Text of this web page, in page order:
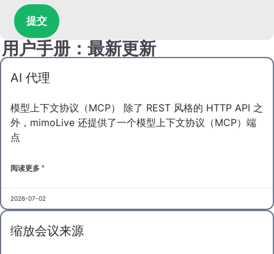
提交
用户手册：最新更新
AI 代理
模型上下文协议（MCP） 除了 REST 风格的 HTTP API 之
外，mimoLive 还提供了一个模型上下文协议（MCP）端
点
阅读更多 "
2026-07-02
缩放会议来源